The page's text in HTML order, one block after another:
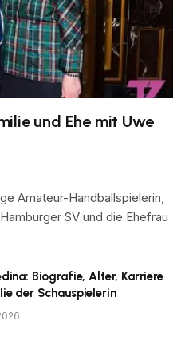
und Ehe mit Uwe
Amateur-Handballspielerin,
SV und die Ehefrau
Biografie, Alter, Karriere
der Schauspielerin